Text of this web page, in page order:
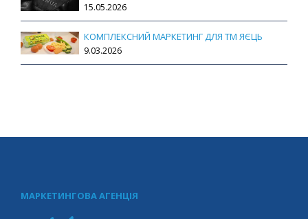
15.05.2026
КОМПЛЕКСНИЙ МАРКЕТИНГ ДЛЯ ТМ ЯЄЦЬ
9.03.2026
МАРКЕТИНГОВА АГЕНЦІЯ